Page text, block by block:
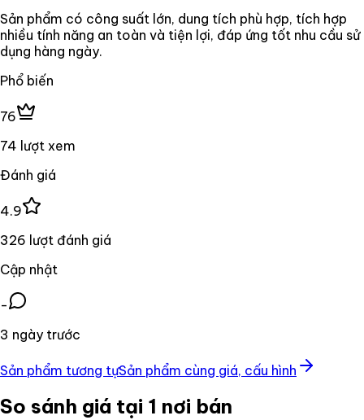
Sản phẩm có công suất lớn, dung tích phù hợp, tích hợp
nhiều tính năng an toàn và tiện lợi, đáp ứng tốt nhu cầu sử
dụng hàng ngày.
Phổ biến
76
74 lượt xem
Đánh giá
4.9
326 lượt đánh giá
Cập nhật
-
3 ngày trước
Sản phẩm tương tựSản phẩm cùng giá, cấu hình
So sánh giá tại 1 nơi bán